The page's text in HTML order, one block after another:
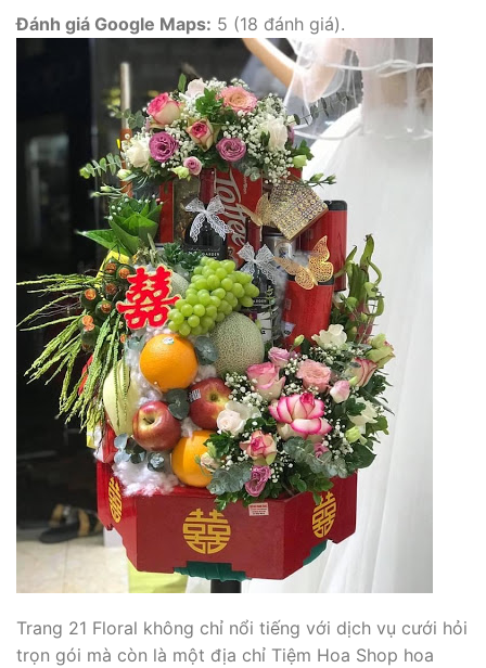
Đánh giá Google Maps: 5 (18 đánh giá).
Trang 21 Floral không chỉ nổi tiếng với dịch vụ cưới hỏi
trọn gói mà còn là một địa chỉ Tiệm Hoa Shop hoa